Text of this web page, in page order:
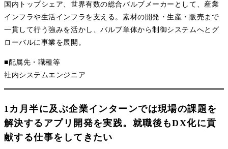
国内トップシェア、世界有数の総合バルブメーカーとして、産業
インフラや生活インフラを支える。素材の開発・生産・販売まで
一貫して行う強みを活かし、バルブ単体から制御システムへとグ
ローバルに事業を展開。
■配属先・職種等
社内システムエンジニア
1カ月半に及ぶ企業インターンでは現場の課題を
解決するアプリ開発を実践。就職後もDX化に貢
献する仕事をしてきたい